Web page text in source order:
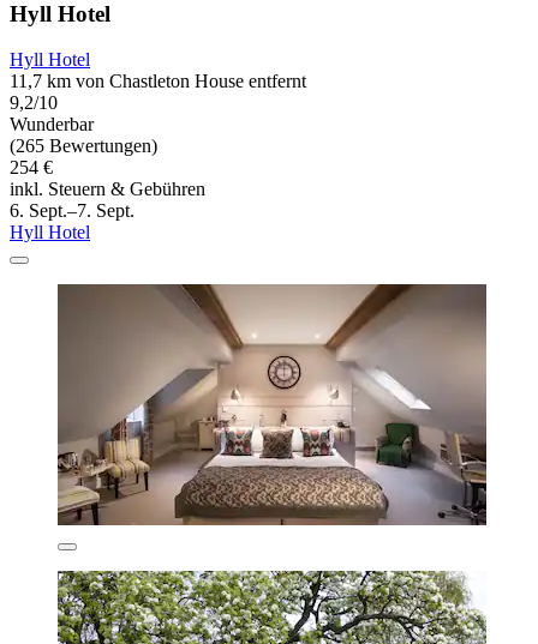
Hyll Hotel
Hyll Hotel
11,7 km von Chastleton House entfernt
9,2/10
Wunderbar
(265 Bewertungen)
254 €
inkl. Steuern & Gebühren
6. Sept.–7. Sept.
Hyll Hotel